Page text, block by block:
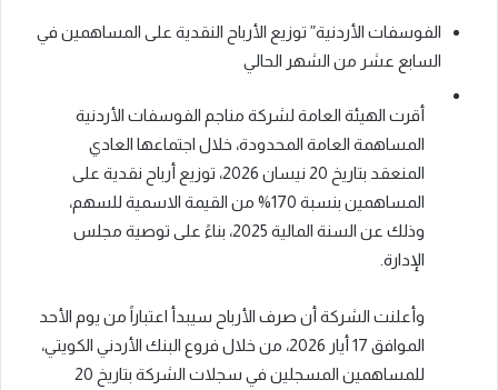
الفوسفات الأردنية” توزيع الأرباح النقدية على المساهمين في
السابع عشر من الشهر الحالي
أقرت الهيئة العامة لشركة مناجم الفوسفات الأردنية
المساهمة العامة المحدودة، خلال اجتماعها العادي
المنعقد بتاريخ 20 نيسان 2026، توزيع أرباح نقدية على
المساهمين بنسبة 170% من القيمة الاسمية للسهم،
وذلك عن السنة المالية 2025، بناءً على توصية مجلس
الإدارة.
وأعلنت الشركة أن صرف الأرباح سيبدأ اعتباراً من يوم الأحد
الموافق 17 أيار 2026، من خلال فروع البنك الأردني الكويتي،
للمساهمين المسجلين في سجلات الشركة بتاريخ 20